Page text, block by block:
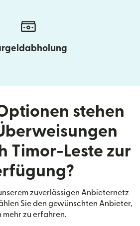
stehen
Timor-Leste zur
zuverlässigen Anbieternetz
Sie den gewünschten Anbieter,
mehr zu erfahren.